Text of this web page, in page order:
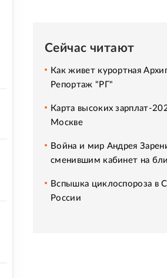
Сейчас читают
Как живет курортная
Репортаж "РГ"
Карта высоких зарплат-
Москве
Война и мир Андрея
сменившим кабинет на
Вспышка циклоспороза в
России